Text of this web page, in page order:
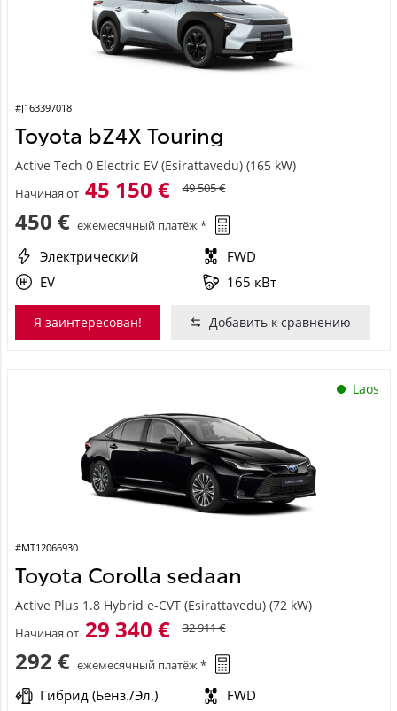
#J163397018
Toyota bZ4X Touring
Active Tech 0 Electric EV (Esirattavedu) (165 kW)
Начиная от 45 150 € 49 505 €
450 € ежемесячный платёж *
Электрический
FWD
EV
165 кВт
Я заинтересован! Добавить к сравнению
Laos
#MT12066930
Toyota Corolla sedaan
Active Plus 1.8 Hybrid e-CVT (Esirattavedu) (72 kW)
Начиная от 29 340 € 32 911 €
292 € ежемесячный платёж *
Гибрид (Бенз./Эл.)
FWD